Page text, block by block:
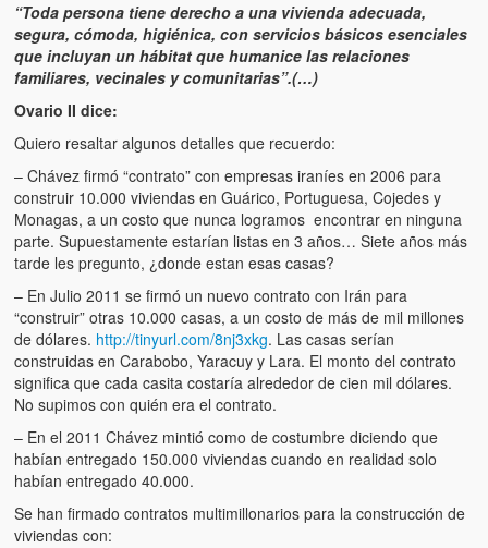
“Toda persona tiene derecho a una vivienda adecuada,
segura, cómoda, higiénica, con servicios básicos esenciales
que incluyan un hábitat que humanice las relaciones
familiares, vecinales y comunitarias”.(…)
Ovario II dice:
Quiero resaltar algunos detalles que recuerdo:
– Chávez firmó “contrato” con empresas iraníes en 2006 para
construir 10.000 viviendas en Guárico, Portuguesa, Cojedes y
Monagas, a un costo que nunca logramos encontrar en ninguna
parte. Supuestamente estarían listas en 3 años… Siete años más
tarde les pregunto, ¿donde estan esas casas?
– En Julio 2011 se firmó un nuevo contrato con Irán para
“construir” otras 10.000 casas, a un costo de más de mil millones
de dólares. http://tinyurl.com/8nj3xkg. Las casas serían
construidas en Carabobo, Yaracuy y Lara. El monto del contrato
significa que cada casita costaría alrededor de cien mil dólares.
No supimos con quién era el contrato.
– En el 2011 Chávez mintió como de costumbre diciendo que
habían entregado 150.000 viviendas cuando en realidad solo
habían entregado 40.000.
Se han firmado contratos multimillonarios para la construcción de
viviendas con: